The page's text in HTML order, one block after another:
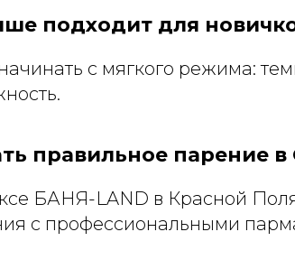
подходит для
с мягкого режима:
правильное парение в
БАНЯ-LAND в Красной
с профессиональными